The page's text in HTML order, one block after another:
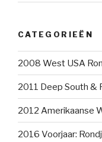
CATEGORIEËN
2008 West USA
2011 Deep South &
2012 Amerikaanse
2016 Voorjaar: